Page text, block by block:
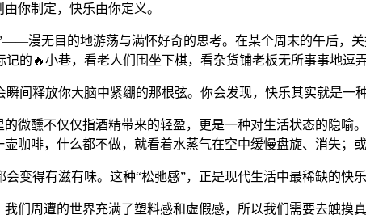
你制定，快乐由你定义。
漫无目的地游荡与满怀好奇的思考。在某个周末的午后，
的🔥小巷，看老人们围坐下棋，看杂货铺老板无所事事地逗弄
间释放你大脑中紧绷的那根弦。你会发现，快乐其实就是一种
微醺不仅仅指酒精带来的轻盈，更是一种对生活状态的隐
咖啡，什么都不做，就看着水蒸气在空中缓慢盘旋、消失；
变得有滋有味。这种“松弛感”，正是现代生活中最稀缺的快乐
们周遭的世界充满了塑料感和虚假感，所以我们需要去触